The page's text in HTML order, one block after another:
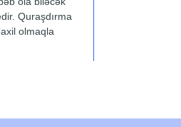
Quraşdırma
olmaqla